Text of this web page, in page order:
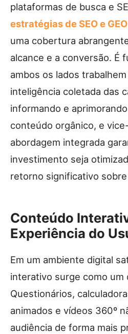
plataformas de busca e
estratégias de SEO e
uma cobertura
alcance e a conversão. É
ambos os lados
inteligência coletada das
informando e
conteúdo orgânico, e
abordagem integrada
investimento seja
retorno significativo
Conteúdo
Experiência do
Em um ambiente digital
interativo surge como um
Questionários,
animados e vídeos 360º
audiência de forma mais